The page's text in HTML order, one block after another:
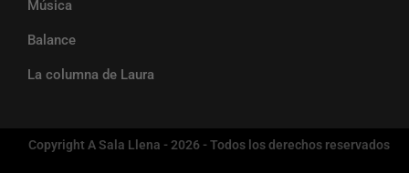
Música
Balance
La columna de Laura
Copyright A Sala Llena - 2026 - Todos los derechos reservados